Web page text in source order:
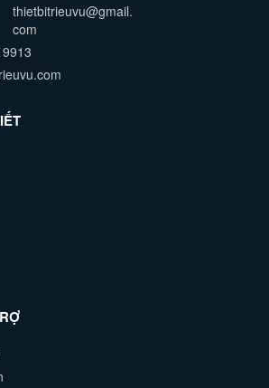
thietbitrieuvu@gmail.
com